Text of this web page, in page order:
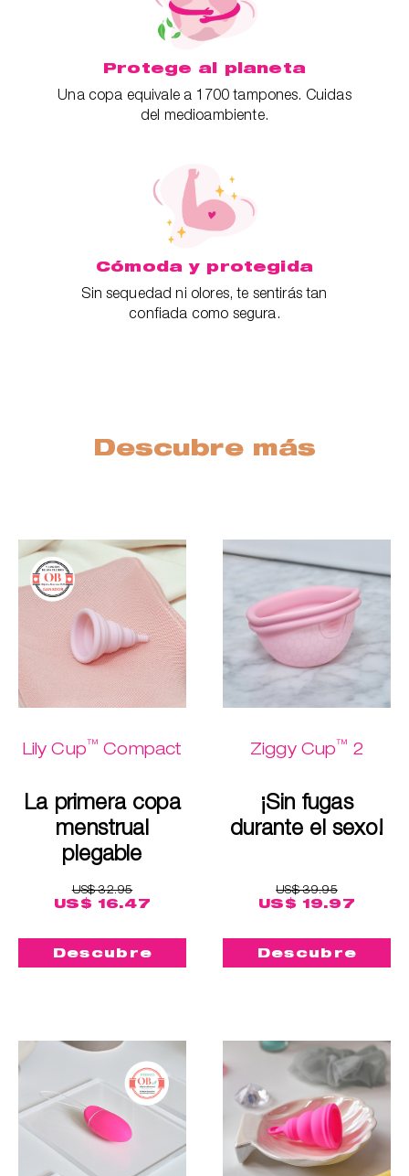
Protege al planeta
Una copa equivale a 1700 tampones. Cuidas
del medioambiente.
Cómoda y protegida
Sin sequedad ni olores, te sentirás tan
confiada como segura.
Descubre más
Lily Cup™ Compact
La primera copa
menstrual
plegable
US$ 32.95
US$ 16.47
Descubre
Ziggy Cup™ 2
¡Sin fugas
durante el sexo!
US$ 39.95
US$ 19.97
Descubre